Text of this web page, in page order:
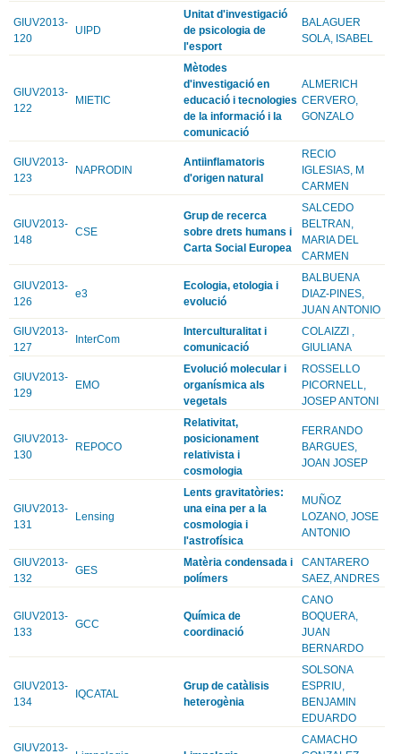
GIUV2013-
120
UIPD
Unitat d'investigació
de psicologia de
l'esport
BALAGUER
SOLA, ISABEL
GIUV2013-
122
MIETIC
Mètodes
d'investigació en
educació i tecnologies
de la informació i la
comunicació
ALMERICH
CERVERO,
GONZALO
GIUV2013-
123
NAPRODIN
Antiinflamatoris
d'origen natural
RECIO
IGLESIAS, M
CARMEN
GIUV2013-
148
CSE
Grup de recerca
sobre drets humans i
Carta Social Europea
SALCEDO
BELTRAN,
MARIA DEL
CARMEN
GIUV2013-
126
e3
Ecologia, etologia i
evolució
BALBUENA
DIAZ-PINES,
JUAN ANTONIO
GIUV2013-
127
InterCom
Interculturalitat i
comunicació
COLAIZZI ,
GIULIANA
GIUV2013-
129
EMO
Evolució molecular i
organísmica als
vegetals
ROSSELLO
PICORNELL,
JOSEP ANTONI
GIUV2013-
130
REPOCO
Relativitat,
posicionament
relativista i
cosmologia
FERRANDO
BARGUES,
JOAN JOSEP
GIUV2013-
131
Lensing
Lents gravitatòries:
una eina per a la
cosmologia i
l'astrofísica
MUÑOZ
LOZANO, JOSE
ANTONIO
GIUV2013-
132
GES
Matèria condensada i
polímers
CANTARERO
SAEZ, ANDRES
GIUV2013-
133
GCC
Química de
coordinació
CANO
BOQUERA,
JUAN
BERNARDO
GIUV2013-
134
IQCATAL
Grup de catàlisis
heterogènia
SOLSONA
ESPRIU,
BENJAMIN
EDUARDO
GIUV2013-
CAMACHO